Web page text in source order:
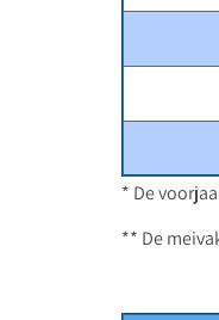
* De
** De